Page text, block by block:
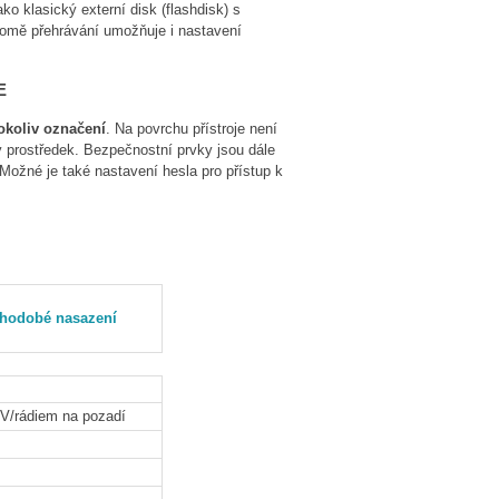
klasický externí disk (flashdisk) s
přehrávání umožňuje i nastavení
označení. Na povrchu přístroje není
Bezpečnostní prvky jsou dále
je také nastavení hesla pro přístup k
nasazení
rádiem na pozadí